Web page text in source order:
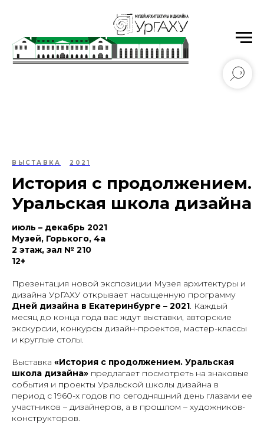
Уральский государственный архитектурно-
художественный университет имени Н.С. Алфёрова
ВЫСТАВКА 2021
История с продолжением.
Уральская школа дизайна
июль – декабрь 2021
Музей, Горького, 4а
2 этаж, зал № 210
12+
Презентация новой экспозиции Музея архитектуры и
дизайна УрГАХУ открывает насыщенную программу
Дней дизайна в Екатеринбурге – 2021. Каждый
месяц до конца года вас ждут выставки, авторские
экскурсии, конкурсы дизайн-проектов, мастер-классы
и круглые столы.
Выставка «История с продолжением. Уральская
школа дизайна» предлагает посмотреть на знаковые
события и проекты Уральской школы дизайна в
период с 1960-х годов по сегодняшний день глазами ее
участников – дизайнеров, а в прошлом – художников-
конструкторов.